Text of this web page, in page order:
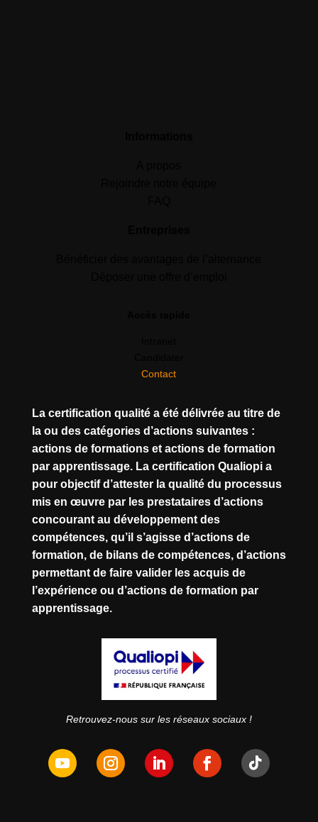
Contact
La certification qualité a été délivrée au titre de
la ou des catégories d’actions suivantes :
actions de formations et actions de formation
par apprentissage. La certification Qualiopi a
pour objectif d’attester la qualité du processus
mis en œuvre par les prestataires d’actions
concourant au développement des
compétences, qu’il s’agisse d’actions de
formation, de bilans de compétences, d’actions
permettant de faire valider les acquis de
l’expérience ou d’actions de formation par
apprentissage.
Retrouvez-nous sur les réseaux sociaux !